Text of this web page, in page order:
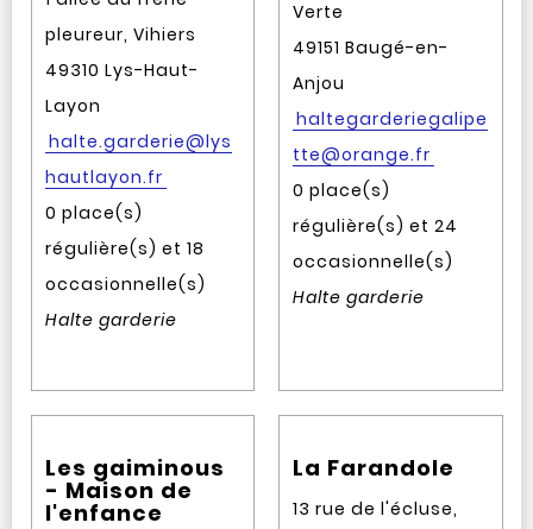
pleureur, Vihiers
49310 Lys-Haut-
Layon
halte.garderie@lys
hautlayon.fr
0 place(s)
régulière(s) et 18
occasionnelle(s)
Halte garderie
Verte
49151 Baugé-en-
Anjou
haltegarderiegalipe
tte@orange.fr
0 place(s)
régulière(s) et 24
occasionnelle(s)
Halte garderie
Les gaiminous
- Maison de
l'enfance
La Farandole
13 rue de l'écluse,